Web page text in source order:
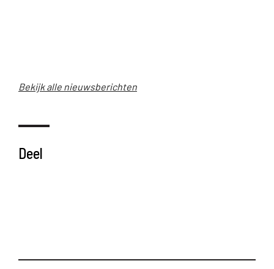
Bekijk alle nieuwsberichten
Deel